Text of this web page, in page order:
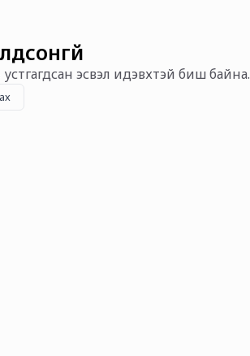
нь устгагдсан эсвэл идэвхтэй биш байна.